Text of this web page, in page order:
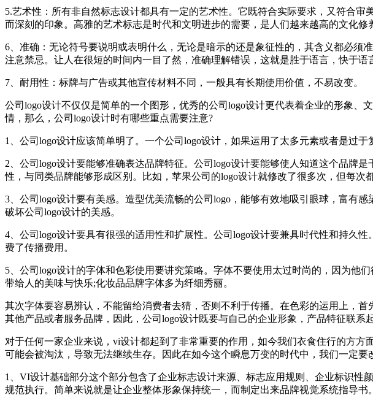
5.艺术性：所有非自然标志设计都具有一定的艺术性。它既符合实际要求，又符合
而深刻的印象。高雅的艺术标志是时代和文明进步的需要，是人们越来越高的文化修
6、准确：无论符号要说明或表明什么，无论是暗示的还是象征性的，其含义都必
注意禁忌。让人在很短的时间内一目了然，准确理解错误，这就是胜于语言，快于语
7、耐用性：标牌与广告或其他宣传材料不同，一般具有长期使用价值，不易改变。
公司logo设计不仅仅是简单的一个图形，优秀的公司logo设计更代表着企业的形象
情，那么，公司logo设计时有哪些重点需要注意?
1、公司logo设计应该简单明了。一个公司logo设计，如果运用了太多元素或者是过
2、公司logo设计要能够准确表达品牌特征。公司logo设计要能够使人知道这个品牌
性，与同类品牌能够形成区别。比如，苹果公司的logo设计就修改了很多次，但每次
3、公司logo设计要有美感。造型优美流畅的公司logo，能够有效地吸引眼球，富有
破坏公司logo设计的美感。
4、公司logo设计要具有很强的适用性和扩展性。公司logo设计要兼具时代性和持久
费了传播费用。
5、公司logo设计的字体和色彩使用要讲究策略。字体不要使用太过时尚的，因为他
带给人的美味与快乐;化妆品品牌字体多为纤细秀丽。
其次字体要容易辨认，不能留给消费者去猜，否则不利于传播。在色彩的运用上，
其他产品或者服务品牌，因此，公司logo设计既要与自己的企业形象，产品特征联系
对于任何一家企业来说，vi设计都起到了非常重要的作用，如今我们衣食住行的方
可能会被淘汰，导致无法继续生存。因此在如今这个瞬息万变的时代中，我们一定
1、VI设计基础部分这个部分包含了企业标志设计来源、标志应用规则、企业标识
规范执行。简单来说就是让企业整体形象保持统一，而制定出来品牌视觉系统指导